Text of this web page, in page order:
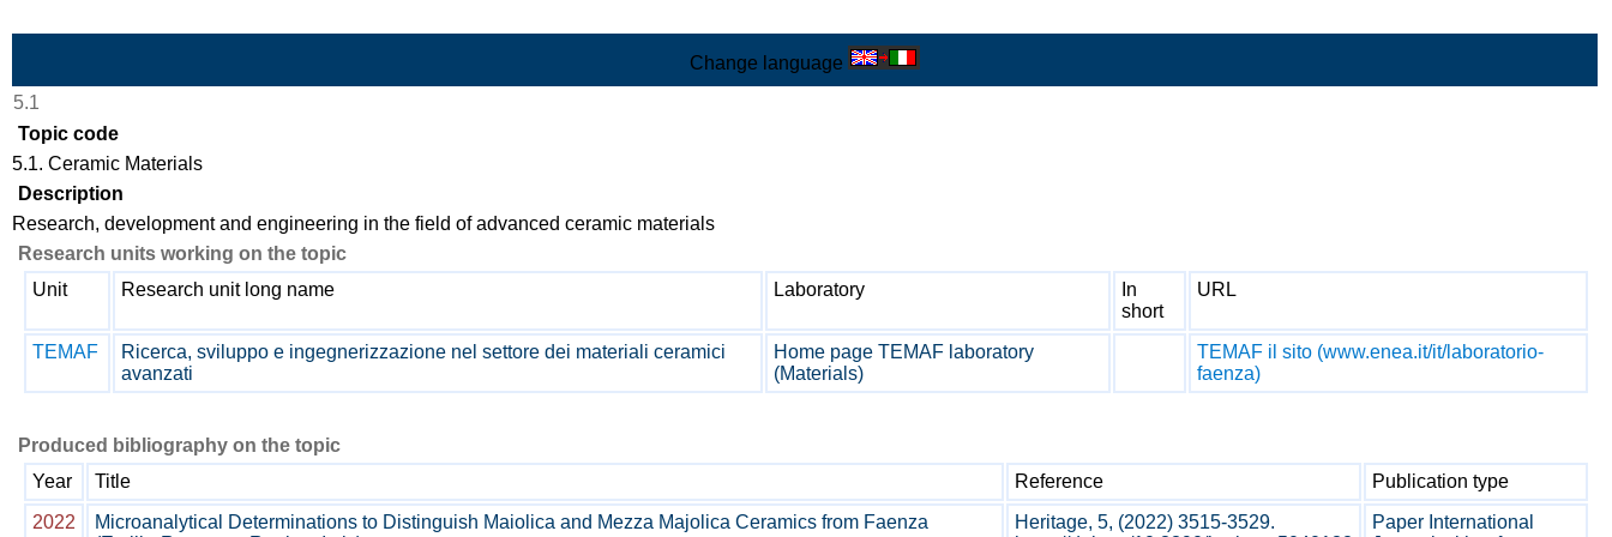
Change language
5.1
Topic code
5.1. Ceramic Materials
Description
Research, development and engineering in the field of advanced ceramic materials
Research units working on the topic
Unit
Research unit long name Laboratory
In
short
URL
TEMAF
Ricerca, sviluppo e ingegnerizzazione nel settore dei materiali ceramici
avanzati
Home page TEMAF laboratory
(Materials)
TEMAF il sito (www.enea.it/it/laboratorio-
faenza)
Produced bibliography on the topic
Year
Title Reference
Publication type
2022
Microanalytical Determinations to Distinguish Maiolica and Mezza Majolica Ceramics from Faenza
Heritage, 5, (2022) 3515-3529.
Paper International